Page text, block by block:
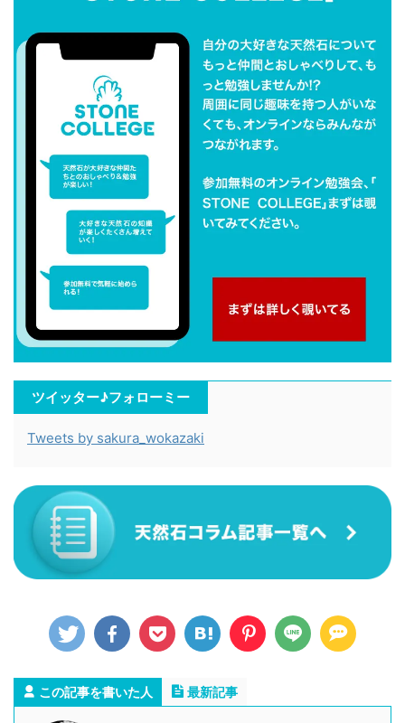
ツイッター♪フォローミー
Tweets by sakura_wokazaki
この記事を書いた人 最新記事